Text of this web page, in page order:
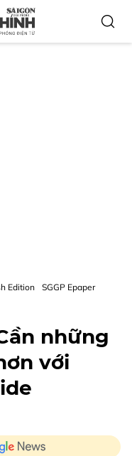
Edition SGGP Epaper
những
với